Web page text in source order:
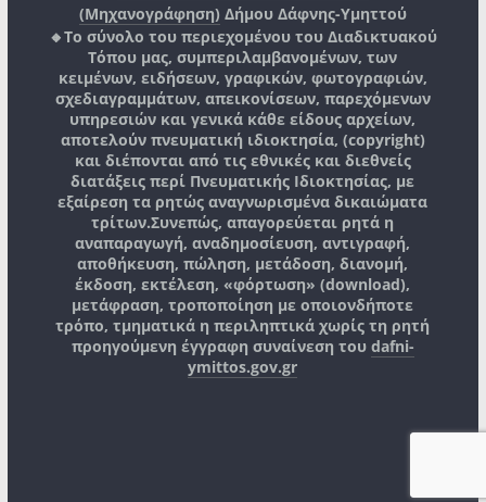
(Μηχανογράφηση) Δήμου Δάφνης-Υμηττού
🔸Το σύνολο του περιεχομένου του Διαδικτυακού
Τόπου μας, συμπεριλαμβανομένων, των
κειμένων, ειδήσεων, γραφικών, φωτογραφιών,
σχεδιαγραμμάτων, απεικονίσεων, παρεχόμενων
υπηρεσιών και γενικά κάθε είδους αρχείων,
αποτελούν πνευματική ιδιοκτησία, (copyright)
και διέπονται από τις εθνικές και διεθνείς
διατάξεις περί Πνευματικής Ιδιοκτησίας, με
εξαίρεση τα ρητώς αναγνωρισμένα δικαιώματα
τρίτων.Συνεπώς, απαγορεύεται ρητά η
αναπαραγωγή, αναδημοσίευση, αντιγραφή,
αποθήκευση, πώληση, μετάδοση, διανομή,
έκδοση, εκτέλεση, «φόρτωση» (download),
μετάφραση, τροποποίηση με οποιονδήποτε
τρόπο, τμηματικά η περιληπτικά χωρίς τη ρητή
προηγούμενη έγγραφη συναίνεση του dafni-
ymittos.gov.gr